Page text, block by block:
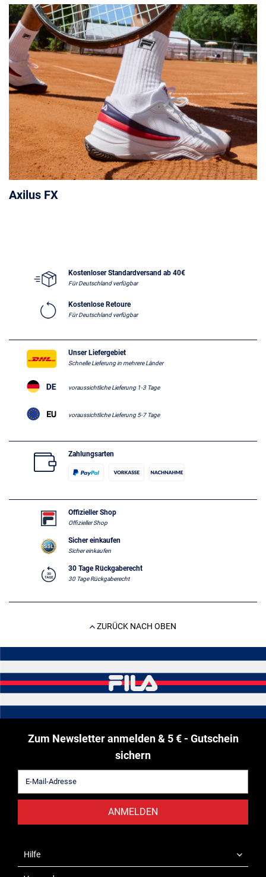
Axilus FX
Kostenloser Standardversand ab 40€
Für Deutschland verfügbar
Kostenlose Retoure
Für Deutschland verfügbar
Unser Liefergebiet
Schnelle Lieferung in mehrere Länder
voraussichtliche Lieferung 1-3 Tage
voraussichtliche Lieferung 5-7 Tage
Zahlungsarten
Offizieller Shop
Offizieller Shop
Sicher einkaufen
Sicher einkaufen
30 Tage Rückgaberecht
30 Tage Rückgaberecht
ZURÜCK NACH OBEN
Zum Newsletter anmelden & 5 € - Gutschein
sichern
ANMELDEN
Hilfe